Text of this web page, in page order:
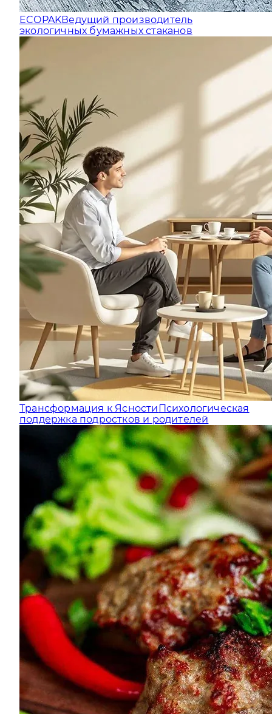
ECOPAKВедущий производитель
экологичных бумажных стаканов
Трансформация к ЯсностиПсихологическая
поддержка подростков и родителей